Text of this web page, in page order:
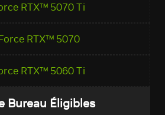
RTX™ 5070 Ti
RTX™ 5070
RTX™ 5060 Ti
Bureau Éligibles